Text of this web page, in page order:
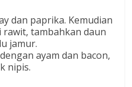
dan paprika. Kemudian
tambahkan daun
jamur.
ayam dan bacon,
nipis.